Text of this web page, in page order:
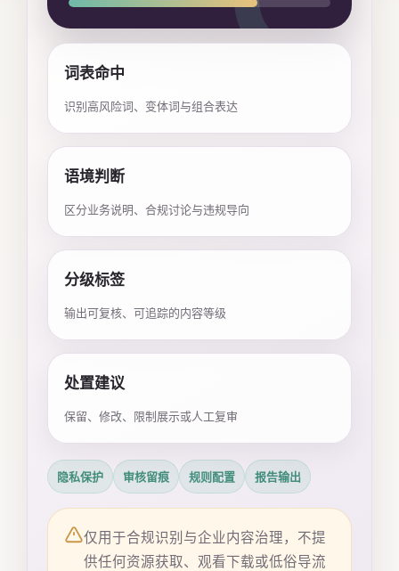
词表命中
识别高风险词、变体词与组合表达
语境判断
区分业务说明、合规讨论与违规导向
分级标签
输出可复核、可追踪的内容等级
处置建议
保留、修改、限制展示或人工复审
隐私保护 审核留痕 规则配置 报告输出
仅用于合规识别与企业内容治理，不提
供任何资源获取、观看下载或低俗导流